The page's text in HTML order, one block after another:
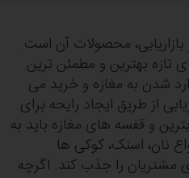
بازاریابی، محصولات آن است.
تازه بهترین و مطمئن ترین
شدن به مغازه و خرید می
از طریق ایجاد رایحه برای
و قفسه های مغازه باید به
نان، اسنک، کوکی ها
مشتریان را جذب کند. اگرچه